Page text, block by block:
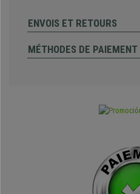
ENVOIS ET RETOURS
MÉTHODES DE PAIEMENT